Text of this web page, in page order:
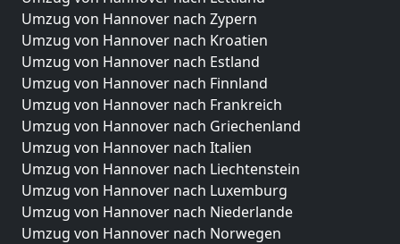
Umzug von Hannover nach Zypern
Umzug von Hannover nach Kroatien
Umzug von Hannover nach Estland
Umzug von Hannover nach Finnland
Umzug von Hannover nach Frankreich
Umzug von Hannover nach Griechenland
Umzug von Hannover nach Italien
Umzug von Hannover nach Liechtenstein
Umzug von Hannover nach Luxemburg
Umzug von Hannover nach Niederlande
Umzug von Hannover nach Norwegen